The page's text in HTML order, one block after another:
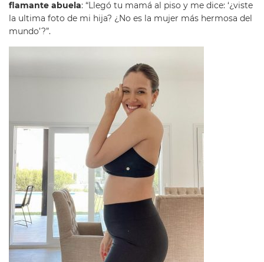
flamante abuela: “Llegó tu mamá al piso y me dice: ‘¿viste
la ultima foto de mi hija? ¿No es la mujer más hermosa del
mundo’?”.